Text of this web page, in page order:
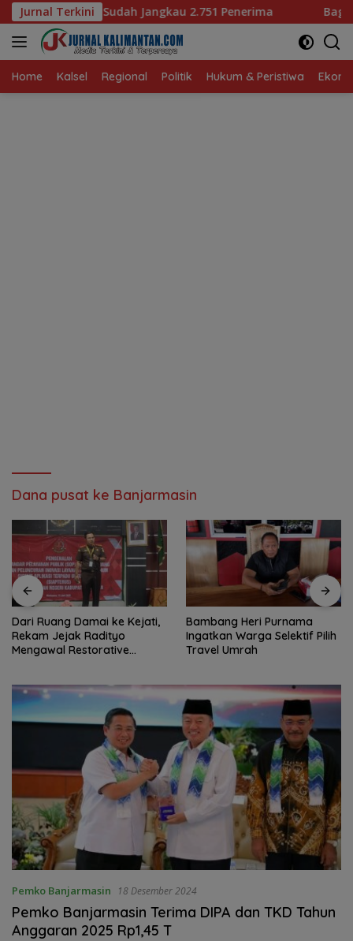
Langsung
ke
konten
Jurnal Terkini
2.751 Penerima Bagaimana KIP Hadapi
Home Kalsel Regional Politik Hukum & Peristiwa
Dana pusat ke Banjarmasin
Dari Ruang Damai ke Kejati,
Rekam Jejak Radityo
Mengawal Restorative
Bambang Heri Purnama
Ingatkan Warga Selektif Pilih
Travel Umrah
Pemko Banjarmasin 18 Desember 2024
Pemko Banjarmasin Terima DIPA dan TKD Tahun
Anggaran 2025 Rp1,45 T